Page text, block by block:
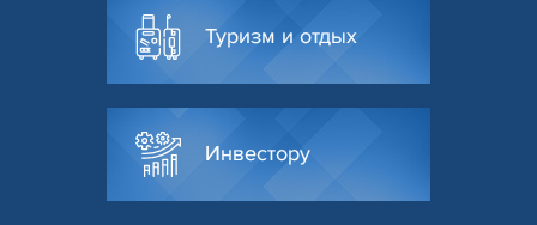
Туризм и отдых
Инвестору